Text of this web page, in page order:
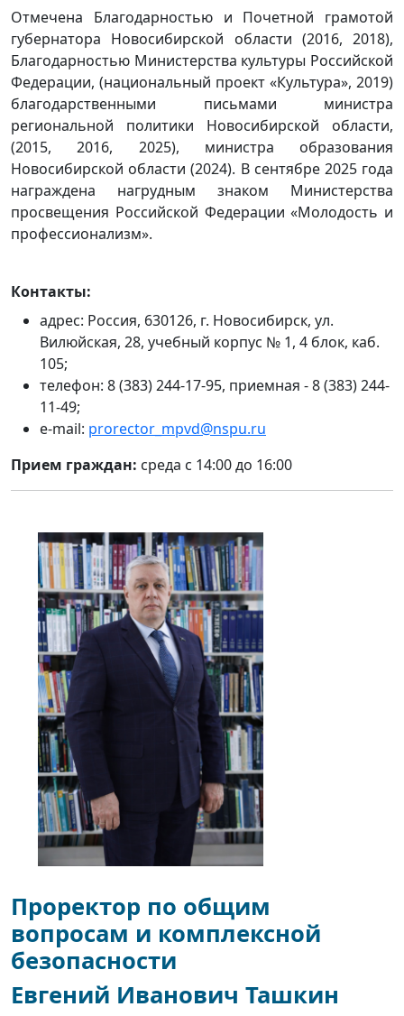
Отмечена Благодарностью и Почетной грамотой
губернатора Новосибирской области (2016, 2018),
Благодарностью Министерства культуры Российской
Федерации, (национальный проект «Культура», 2019)
благодарственными письмами министра
региональной политики Новосибирской области,
(2015, 2016, 2025), министра образования
Новосибирской области (2024). В сентябре 2025 года
награждена нагрудным знаком Министерства
просвещения Российской Федерации «Молодость и
профессионализм».
Контакты:
адрес: Россия, 630126, г. Новосибирск, ул.
Вилюйская, 28, учебный корпус № 1, 4 блок, каб.
105;
телефон: 8 (383) 244-17-95, приемная - 8 (383) 244-
11-49;
e-mail: prorector_mpvd@nspu.ru
Прием граждан: среда с 14:00 до 16:00
Проректор по общим
вопросам и комплексной
безопасности
Евгений Иванович Ташкин